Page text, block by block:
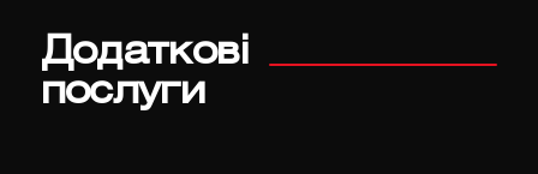
Додаткові
послуги